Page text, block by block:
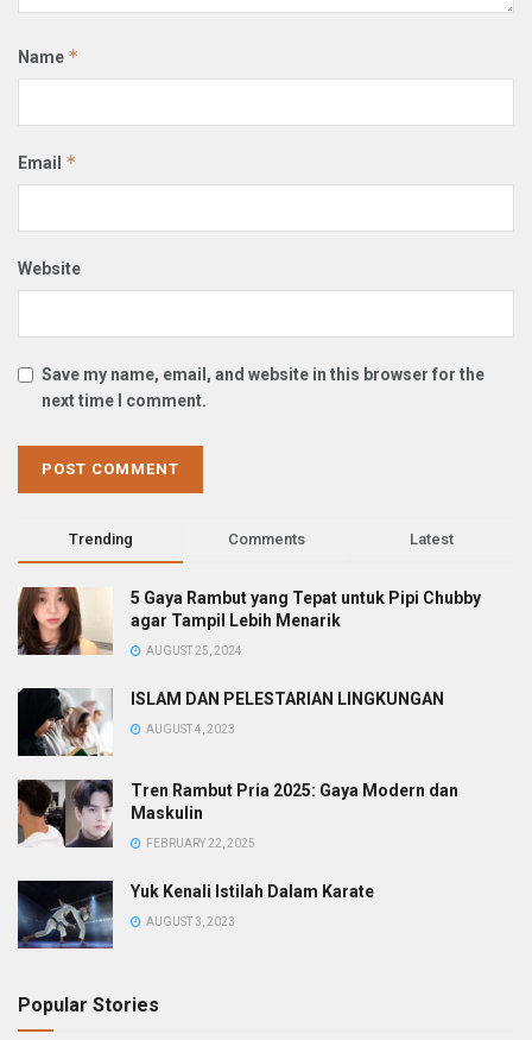
Name *
Email *
Website
Save my name, email, and website in this browser for the
next time I comment.
Trending Comments Latest
5 Gaya Rambut yang Tepat untuk Pipi Chubby
agar Tampil Lebih Menarik
AUGUST 25, 2024
ISLAM DAN PELESTARIAN LINGKUNGAN
AUGUST 4, 2023
Tren Rambut Pria 2025: Gaya Modern dan
Maskulin
FEBRUARY 22, 2025
Yuk Kenali Istilah Dalam Karate
AUGUST 3, 2023
Popular Stories